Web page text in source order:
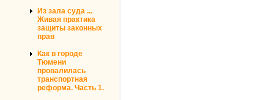
Из зала суда ...
Живая практика
защиты законных
прав
Как в городе
Тюмени
провалилась
транспортная
реформа. Часть 1.